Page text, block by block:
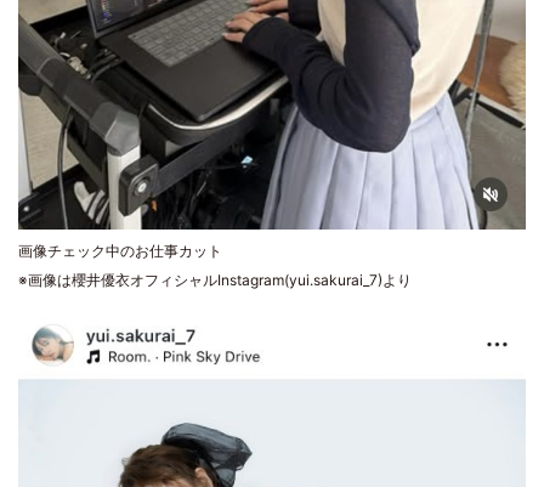
画像チェック中のお仕事カット
※画像は櫻井優衣オフィシャルInstagram(yui.sakurai_7)より